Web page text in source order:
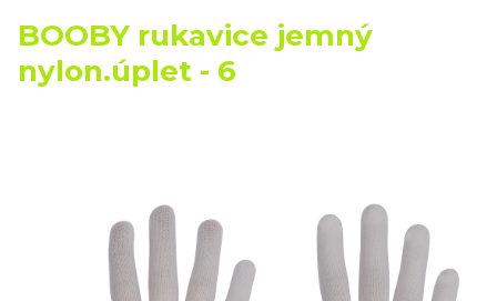
BOOBY rukavice jemný
nylon.úplet - 6